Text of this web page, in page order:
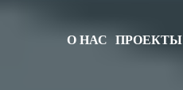
О НАС ПРОЕКТЫ